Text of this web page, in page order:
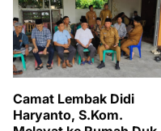
Camat Lembak Didi
Haryanto, S.Kom.